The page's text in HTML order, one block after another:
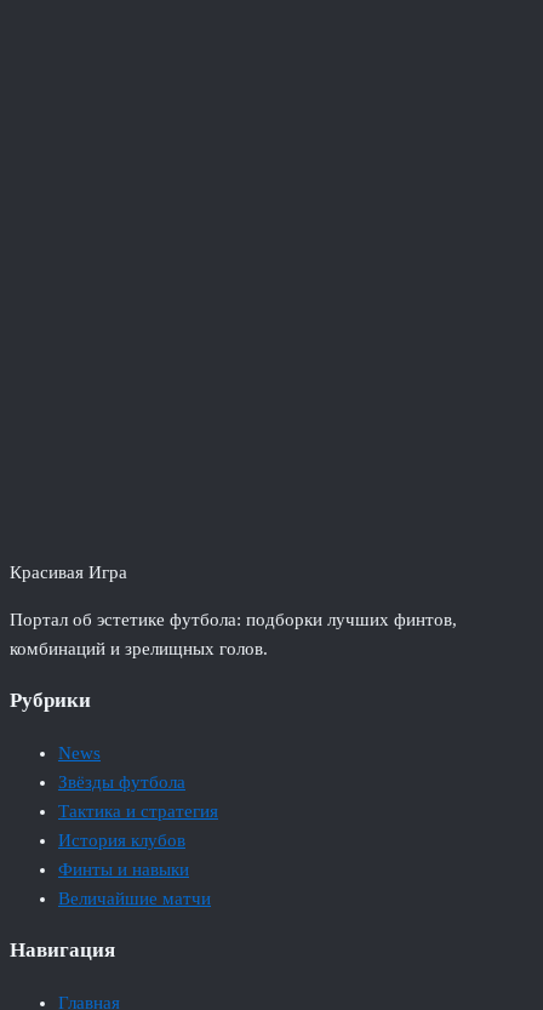
Красивая Игра
Портал об эстетике футбола: подборки лучших финтов,
комбинаций и зрелищных голов.
Рубрики
News
Звёзды футбола
Тактика и стратегия
История клубов
Финты и навыки
Величайшие матчи
Навигация
Главная